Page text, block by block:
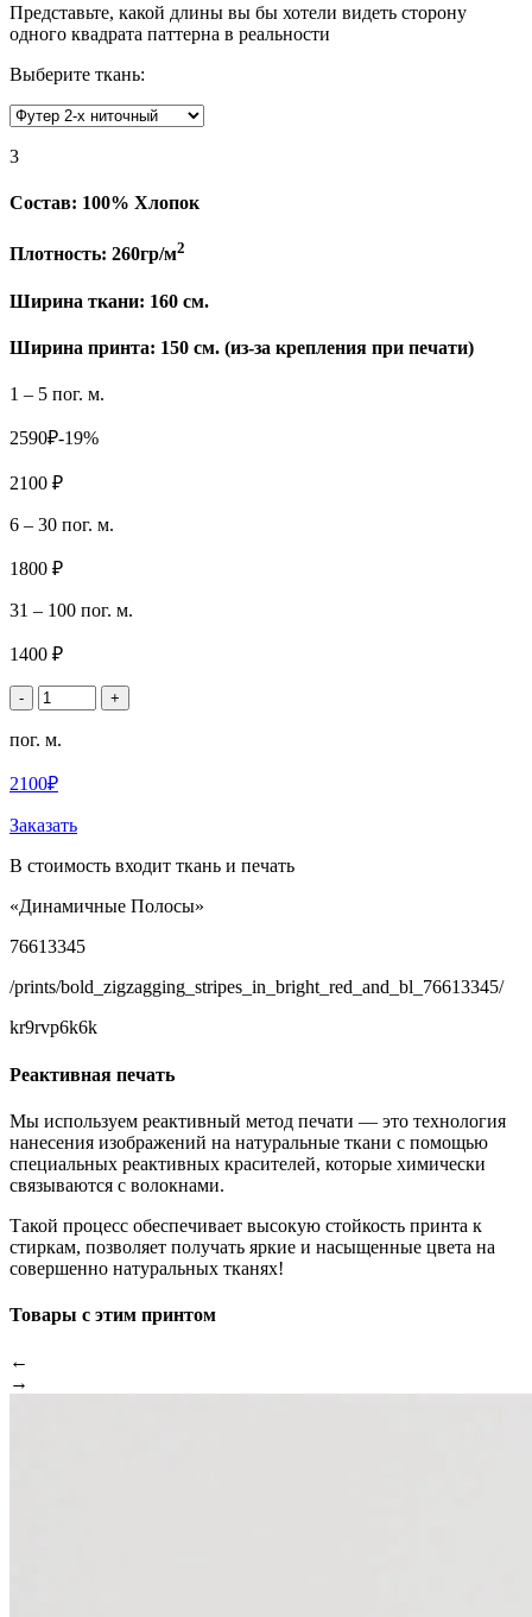
Представьте, какой длины вы бы хотели видеть сторону
одного квадрата паттерна в реальности
Выберите ткань:
3
Состав: 100% Хлопок
Плотность: 260гр/м2
Ширина ткани: 160 см.
Ширина принта: 150 см. (из-за крепления при печати)
1 – 5 пог. м.
2590₽-19%
2100 ₽
6 – 30 пог. м.
1800 ₽
31 – 100 пог. м.
1400 ₽
- +
пог. м.
2100₽
Заказать
В стоимость входит ткань и печать
«Динамичные Полосы»
76613345
/prints/bold_zigzagging_stripes_in_bright_red_and_bl_76613345/
kr9rvp6k6k
Реактивная печать
Мы используем реактивный метод печати — это технология
нанесения изображений на натуральные ткани с помощью
специальных реактивных красителей, которые химически
связываются с волокнами.
Такой процесс обеспечивает высокую стойкость принта к
стиркам, позволяет получать яркие и насыщенные цвета на
совершенно натуральных тканях!
Товары с этим принтом
←
→